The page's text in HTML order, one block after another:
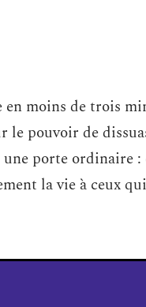
moins de trois
pouvoir de
une porte ordinaire
la vie à ceux